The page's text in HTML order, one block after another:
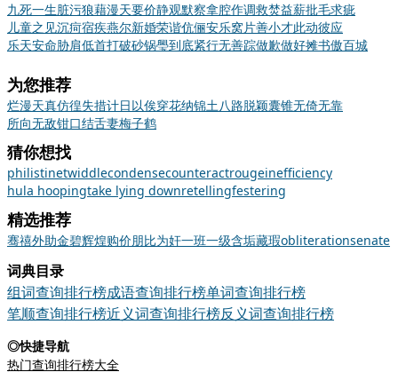
九死一生脏污狼藉漫天要价静观默察拿腔作调救焚益薪批毛求疵
儿童之见沉疴宿疾燕尔新婚荣谐伉俪安乐窝片善小才此动彼应
乐天安命胁肩低首打破砂锅璺到底紧行无善踪做歉做好摊书傲百城
为您推荐
烂漫天真仿徨失措计日以俟穿花纳锦土八路脱颖囊锥无倚无靠
所向无敌钳口结舌妻梅子鹤
猜你想找
philistinetwiddlecondensecounteractrougeinefficiency
hula hoopingtake lying downretellingfestering
精选推荐
骞禧外助金碧辉煌购价朋比为奸一班一级含垢藏瑕obliterationsenate
词典目录
组词查询排行榜成语查询排行榜单词查询排行榜
笔顺查询排行榜近义词查询排行榜反义词查询排行榜
◎快捷导航
热门查询排行榜大全